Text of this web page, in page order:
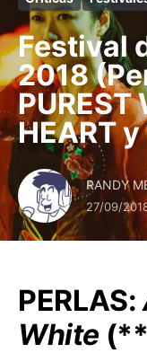
Festival
2018
PUREST
HEART y
RANDY
27/09/
PERLAS:
White